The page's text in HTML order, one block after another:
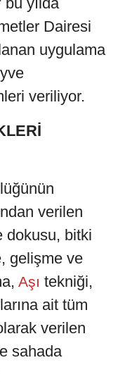
Dairesi
uygulama
veriliyor.
verilen
dokusu, bitki
gelişme ve
Aşı tekniği,
ait tüm
verilen
sahada